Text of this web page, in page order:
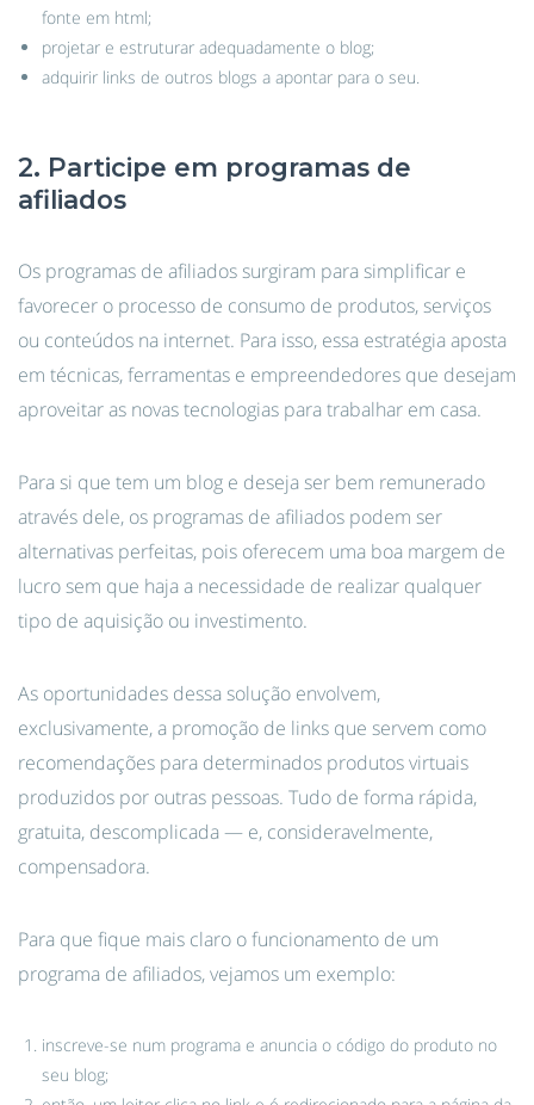
fonte em html;
projetar e estruturar adequadamente o blog;
adquirir links de outros blogs a apontar para o seu.
2. Participe em programas de
afiliados
Os programas de afiliados surgiram para simplificar e
favorecer o processo de consumo de produtos, serviços
ou conteúdos na internet. Para isso, essa estratégia aposta
em técnicas, ferramentas e empreendedores que desejam
aproveitar as novas tecnologias para trabalhar em casa.
Para si que tem um blog e deseja ser bem remunerado
através dele, os programas de afiliados podem ser
alternativas perfeitas, pois oferecem uma boa margem de
lucro sem que haja a necessidade de realizar qualquer
tipo de aquisição ou investimento.
As oportunidades dessa solução envolvem,
exclusivamente, a promoção de links que servem como
recomendações para determinados produtos virtuais
produzidos por outras pessoas. Tudo de forma rápida,
gratuita, descomplicada — e, consideravelmente,
compensadora.
Para que fique mais claro o funcionamento de um
programa de afiliados, vejamos um exemplo:
inscreve-se num programa e anuncia o código do produto no
seu blog;